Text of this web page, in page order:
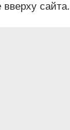
вверху сайта.